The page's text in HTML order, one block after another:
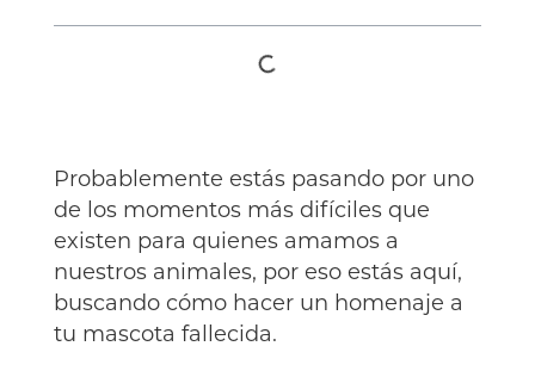
Probablemente estás pasando por uno
de los momentos más difíciles que
existen para quienes amamos a
nuestros animales, por eso estás aquí,
buscando cómo hacer un homenaje a
tu mascota fallecida.